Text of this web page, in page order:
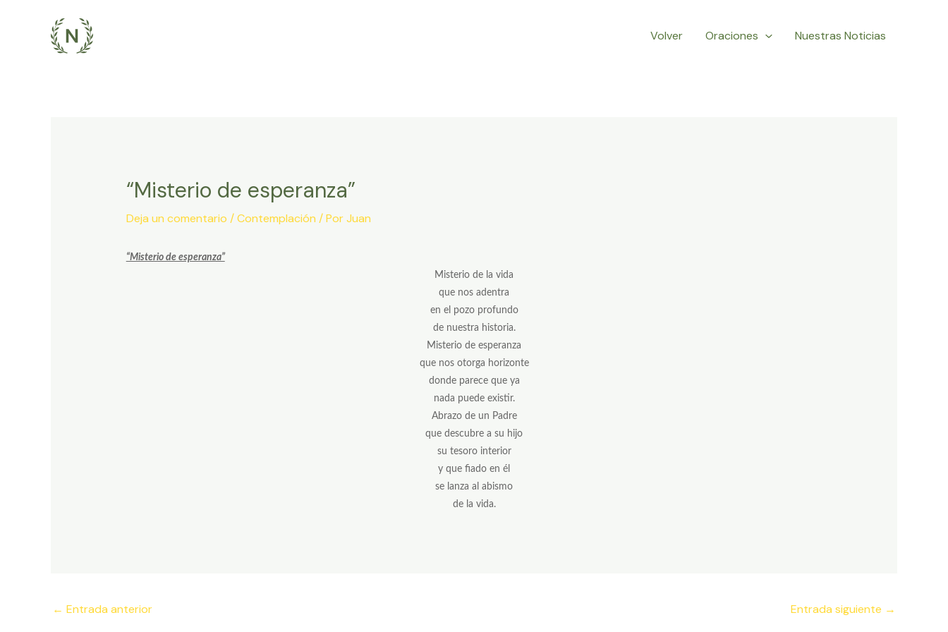
Volver Oraciones Nuestras Noticias
“Misterio de esperanza”
Deja un comentario /Contemplación / PorJuan
“Misterio de esperanza”
Misterio de la vida
que nos adentra
en el pozo profundo
de nuestra historia.
Misterio de esperanza
que nos otorga horizonte
donde parece que ya
nada puede existir.
Abrazo de un Padre
que descubre a su hijo
su tesoro interior
y que fiado en él
se lanza al abismo
de la vida.
Navegación
← Entrada anterior Entrada siguiente →